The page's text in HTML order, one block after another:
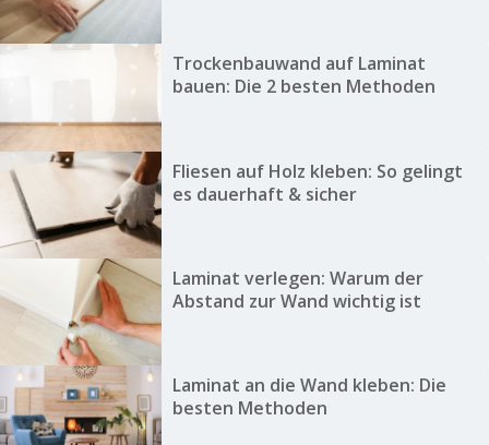
Trockenbauwand auf Laminat
bauen: Die 2 besten Methoden
Fliesen auf Holz kleben: So gelingt
es dauerhaft & sicher
Laminat verlegen: Warum der
Abstand zur Wand wichtig ist
Laminat an die Wand kleben: Die
besten Methoden